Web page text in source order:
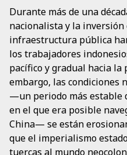
Durante más de una
nacionalista y la inversión
infraestructura pública
los trabajadores
pacífico y gradual hacia
embargo, las condiciones
—un periodo más estable
en el que era posible
China— se están
que el imperialismo
tuercas al mundo